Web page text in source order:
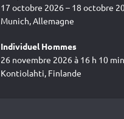
17 octobre 2026 – 18 octobre
Munich, Allemagne
Individuel Hommes
26 novembre 2026 à 16 h 10
Kontiolahti, Finlande